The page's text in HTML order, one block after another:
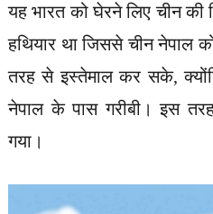
यह भारत को घेरने लिए चीन की
हथियार था जिससे चीन नेपाल
तरह से इस्तेमाल कर सके,
नेपाल के पास गरीबी। इस
गया।